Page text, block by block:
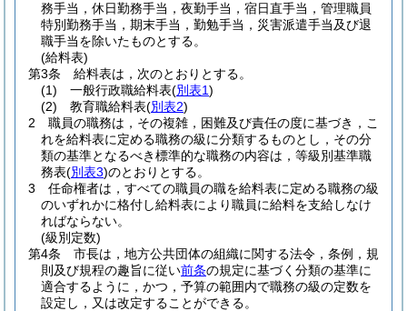
務手当，休日勤務手当，夜勤手当，宿日直手当，管理職員
特別勤務手当，期末手当，勤勉手当，災害派遣手当及び退
職手当を除いたものとする。
(給料表)
第3条
給料表は，次のとおりとする。
(1)
一般行政職給料表(別表1)
(2)
教育職給料表(別表2)
2
職員の職務は，その複雑，困難及び責任の度に基づき，こ
れを給料表に定める職務の級に分類するものとし，その分
類の基準となるべき標準的な職務の内容は，等級別基準職
務表(別表3)のとおりとする。
3
任命権者は，すべての職員の職を給料表に定める職務の級
のいずれかに格付し給料表により職員に給料を支給しなけ
ればならない。
(級別定数)
第4条
市長は，地方公共団体の組織に関する法令，条例，規
則及び規程の趣旨に従い前条の規定に基づく分類の基準に
適合するように，かつ，予算の範囲内で職務の級の定数を
設定し，又は改定することができる。